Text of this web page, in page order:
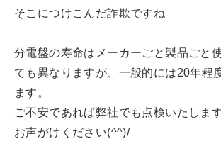
そこにつけこんだ詐欺ですね
分電盤の寿命はメーカーごと製品ごと
ても異なりますが、一般的には20年程
ます。
ご不安であれば弊社でも点検いたしま
お声がけください(^^)/